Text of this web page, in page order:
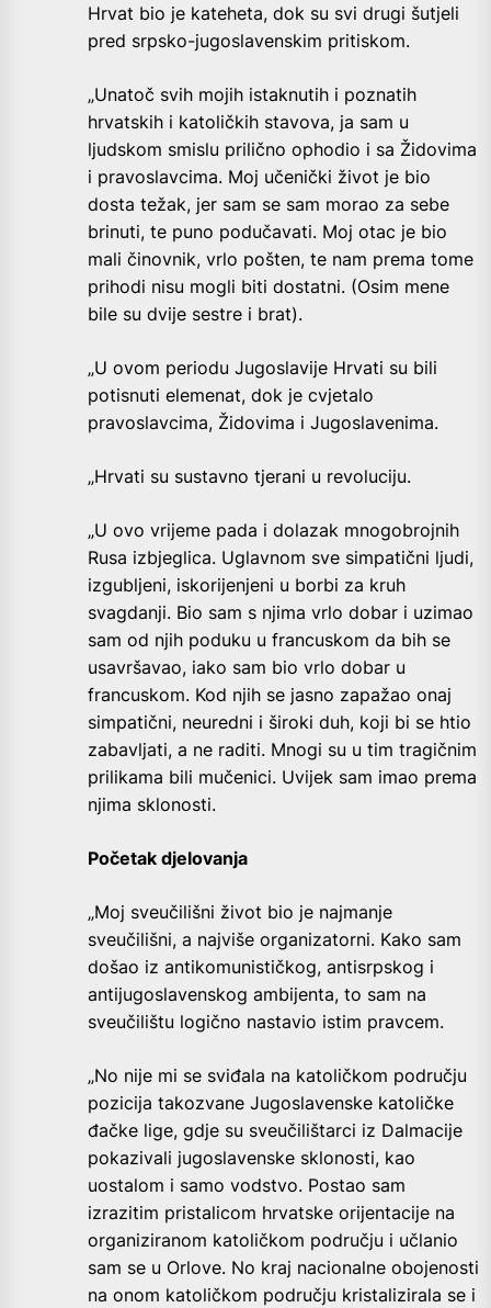
Hrvat bio je kateheta, dok su svi drugi šutjeli
pred srpsko-jugoslavenskim pritiskom.
„Unatoč svih mojih istaknutih i poznatih
hrvatskih i katoličkih stavova, ja sam u
ljudskom smislu prilično ophodio i sa Židovima
i pravoslavcima. Moj učenički život je bio
dosta težak, jer sam se sam morao za sebe
brinuti, te puno podučavati. Moj otac je bio
mali činovnik, vrlo pošten, te nam prema tome
prihodi nisu mogli biti dostatni. (Osim mene
bile su dvije sestre i brat).
„U ovom periodu Jugoslavije Hrvati su bili
potisnuti elemenat, dok je cvjetalo
pravoslavcima, Židovima i Jugoslavenima.
„Hrvati su sustavno tjerani u revoluciju.
„U ovo vrijeme pada i dolazak mnogobrojnih
Rusa izbjeglica. Uglavnom sve simpatični ljudi,
izgubljeni, iskorijenjeni u borbi za kruh
svagdanji. Bio sam s njima vrlo dobar i uzimao
sam od njih poduku u francuskom da bih se
usavršavao, iako sam bio vrlo dobar u
francuskom. Kod njih se jasno zapažao onaj
simpatični, neuredni i široki duh, koji bi se htio
zabavljati, a ne raditi. Mnogi su u tim tragičnim
prilikama bili mučenici. Uvijek sam imao prema
njima sklonosti.
Početak djelovanja
„Moj sveučilišni život bio je najmanje
sveučilišni, a najviše organizatorni. Kako sam
došao iz antikomunističkog, antisrpskog i
antijugoslavenskog ambijenta, to sam na
sveučilištu logično nastavio istim pravcem.
„No nije mi se sviđala na katoličkom području
pozicija takozvane Jugoslavenske katoličke
đačke lige, gdje su sveučilištarci iz Dalmacije
pokazivali jugoslavenske sklonosti, kao
uostalom i samo vodstvo. Postao sam
izrazitim pristalicom hrvatske orijentacije na
organiziranom katoličkom području i učlanio
sam se u Orlove. No kraj nacionalne obojenosti
na onom katoličkom području kristalizirala se i